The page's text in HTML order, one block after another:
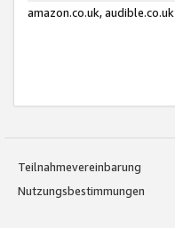
amazon.co.uk, audible.co.uk
Teilnahmevereinbarung
Nutzungsbestimmungen